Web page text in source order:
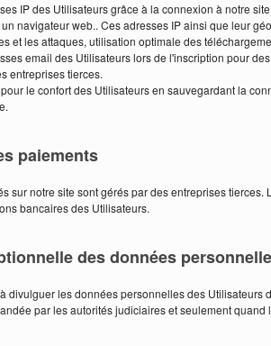
IP des Utilisateurs grâce à la connexion à notre
navigateur web.. Ces adresses IP ainsi que leur
et les attaques, utilisation optimale des
email des Utilisateurs lors de l'inscription pour
entreprises tierces.
le confort des Utilisateurs en sauvegardant la
paiements
sur notre site sont gérés par des entreprises
bancaires des Utilisateurs.
des données
divulguer les données personnelles des
par les autorités judiciaires et seulement